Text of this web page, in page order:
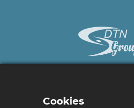
Cookies